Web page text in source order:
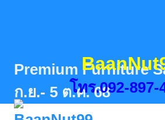
โทร.092-897-
Premium Furniture
ก.ย.- 5 ต.ค. 68